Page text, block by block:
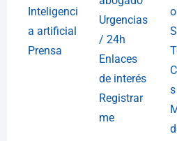
Inteligenci
a artificial
Prensa
Urgencias
/ 24h
Enlaces
de interés
Registrar
me
s